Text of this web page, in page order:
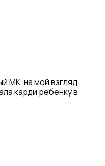
МК, на мой взгляд
карди ребенку в